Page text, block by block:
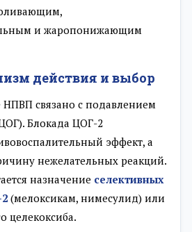
и жаропонижающим
действия и выбор
НПВП связано с подавлением
Блокада ЦОГ-2
эффект, а
нежелательных реакций.
назначение селективных
(мелоксикам, нимесулид) или
целекоксиба.